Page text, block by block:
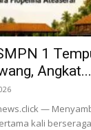
1
Angkat...
—
kali